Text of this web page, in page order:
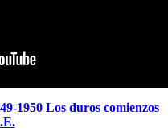
1950 Los duros comienzos